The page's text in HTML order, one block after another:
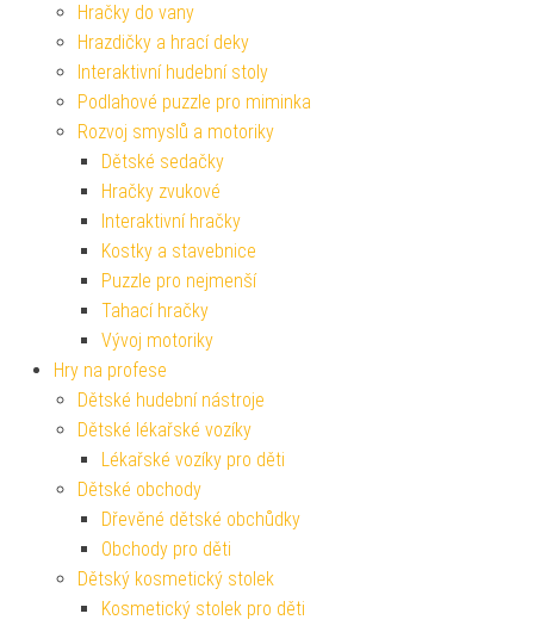
Hračky do vany
Hrazdičky a hrací deky
Interaktivní hudební stoly
Podlahové puzzle pro miminka
Rozvoj smyslů a motoriky
Dětské sedačky
Hračky zvukové
Interaktivní hračky
Kostky a stavebnice
Puzzle pro nejmenší
Tahací hračky
Vývoj motoriky
Hry na profese
Dětské hudební nástroje
Dětské lékařské vozíky
Lékařské vozíky pro děti
Dětské obchody
Dřevěné dětské obchůdky
Obchody pro děti
Dětský kosmetický stolek
Kosmetický stolek pro děti